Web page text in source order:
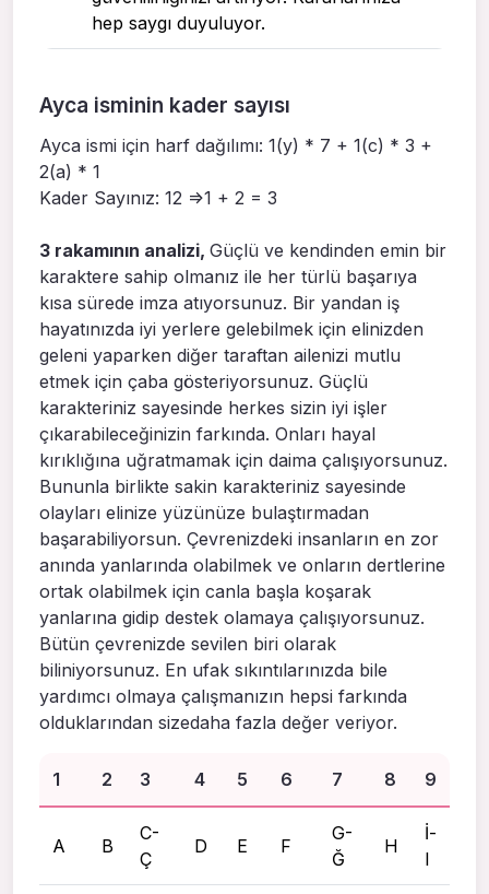
hep saygı duyuluyor.
Ayca isminin kader sayısı
Ayca ismi için harf dağılımı: 1(y) * 7 + 1(c) * 3 +
2(a) * 1
Kader Sayınız: 12 =>1 + 2 = 3
3 rakamının analizi, Güçlü ve kendinden emin bir
karaktere sahip olmanız ile her türlü başarıya
kısa sürede imza atıyorsunuz. Bir yandan iş
hayatınızda iyi yerlere gelebilmek için elinizden
geleni yaparken diğer taraftan ailenizi mutlu
etmek için çaba gösteriyorsunuz. Güçlü
karakteriniz sayesinde herkes sizin iyi işler
çıkarabileceğinizin farkında. Onları hayal
kırıklığına uğratmamak için daima çalışıyorsunuz.
Bununla birlikte sakin karakteriniz sayesinde
olayları elinize yüzünüze bulaştırmadan
başarabiliyorsun. Çevrenizdeki insanların en zor
anında yanlarında olabilmek ve onların dertlerine
ortak olabilmek için canla başla koşarak
yanlarına gidip destek olamaya çalışıyorsunuz.
Bütün çevrenizde sevilen biri olarak
biliniyorsunuz. En ufak sıkıntılarınızda bile
yardımcı olmaya çalışmanızın hepsi farkında
olduklarından sizedaha fazla değer veriyor.
1 2 3 4 5 6 7 8 9
A B
C-
Ç
D E F
G-
Ğ
H
İ-
I